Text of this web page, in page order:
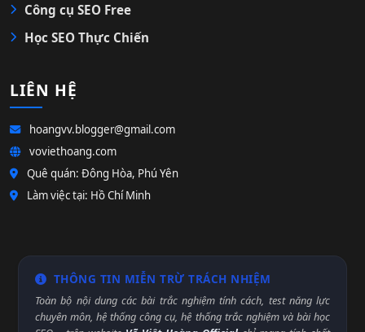
Công cụ SEO Free
Học SEO Thực Chiến
LIÊN HỆ
hoangvv.blogger@gmail.com
voviethoang.com
Quê quán: Đông Hòa, Phú Yên
Làm việc tại: Hồ Chí Minh
THÔNG TIN MIỄN TRỪ TRÁCH NHIỆM
Toàn bộ nội dung các bài trắc nghiệm tính cách, test năng lực
chuyên môn, hệ thống công cụ, hệ thống trắc nghiệm và bài học